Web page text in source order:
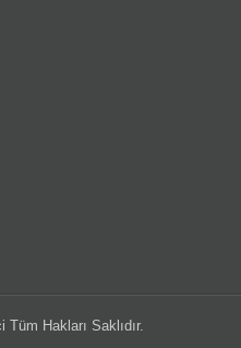
Hakları Saklıdır.